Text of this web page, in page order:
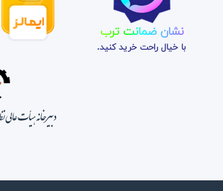
نشان ضمانت ترب
با خیال راحت خرید کنید.